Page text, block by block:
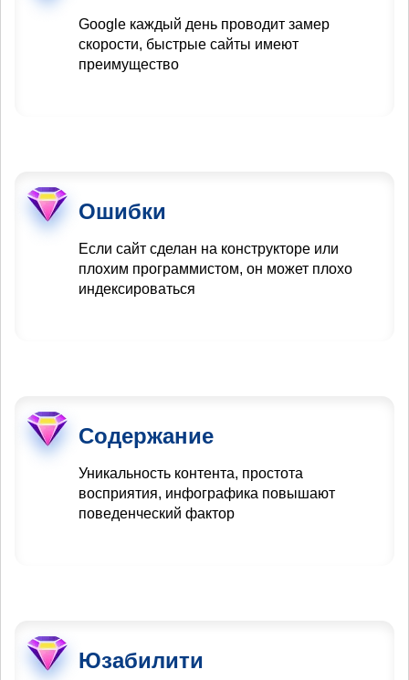
Google каждый день проводит замер
скорости, быстрые сайты имеют
преимущество
Ошибки
Если сайт сделан на конструкторе или
плохим программистом, он может плохо
индексироваться
Содержание
Уникальность контента, простота
восприятия, инфографика повышают
поведенческий фактор
Юзабилити